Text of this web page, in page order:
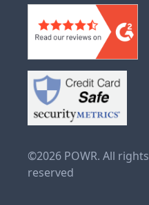
©2026 POWR. All rights
reserved